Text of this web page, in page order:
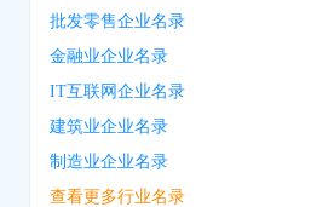
批发零售企业名录
金融业企业名录
IT互联网企业名录
建筑业企业名录
制造业企业名录
查看更多行业名录